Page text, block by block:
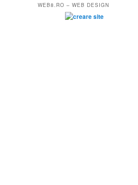
WEB8.RO – WEB DESIGN